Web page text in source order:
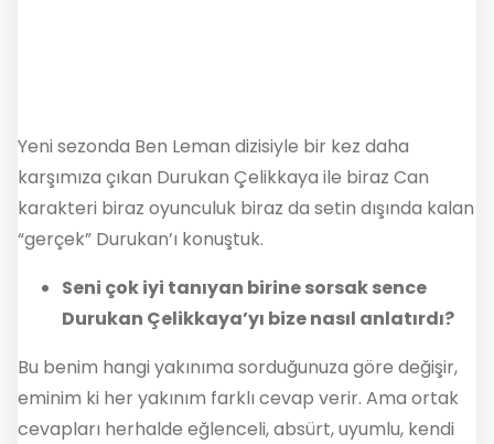
Yeni sezonda Ben Leman dizisiyle bir kez daha
karşımıza çıkan Durukan Çelikkaya ile biraz Can
karakteri biraz oyunculuk biraz da setin dışında kalan
“gerçek” Durukan’ı konuştuk.
Seni çok iyi tanıyan birine sorsak sence
Durukan Çelikkaya’yı bize nasıl anlatırdı?
Bu benim hangi yakınıma sorduğunuza göre değişir,
eminim ki her yakınım farklı cevap verir. Ama ortak
cevapları herhalde eğlenceli, absürt, uyumlu, kendi